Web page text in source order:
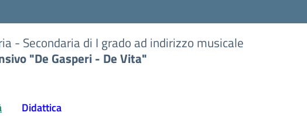
- Secondaria di I grado ad indirizzo musicale
"De Gasperi - De Vita"
Didattica